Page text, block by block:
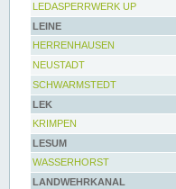
LEDASPERRWERK UP
LEINE
HERRENHAUSEN
NEUSTADT
SCHWARMSTEDT
LEK
KRIMPEN
LESUM
WASSERHORST
LANDWEHRKANAL